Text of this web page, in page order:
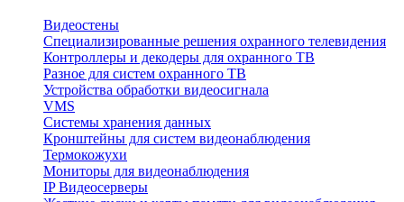
Видеостены
Специализированные решения охранного телевидения
Контроллеры и декодеры для охранного ТВ
Разное для систем охранного ТВ
Устройства обработки видеосигнала
VMS
Системы хранения данных
Кронштейны для систем видеонаблюдения
Термокожухи
Мониторы для видеонаблюдения
IP Видеосерверы